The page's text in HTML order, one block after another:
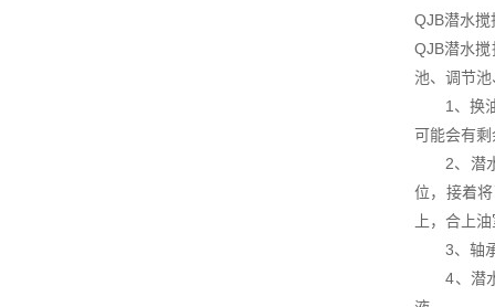
QJB潜水
QJB潜水
池、调节
1、换油
可能会有
2、潜水
位，接着
上，合上
3、轴承
4、潜水